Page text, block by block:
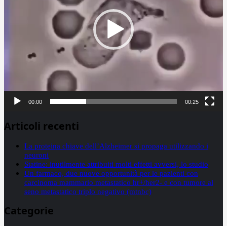
00:00 00:25
Articoli recenti
La proteina chiave dell’Alzheimer si propaga utilizzando i
neuroni
Statine: inutilmente attribuiti molti effetti avversi, lo studio
Un farmaco, due nuove opportunità per le pazienti con
carcinoma mammario metastatico hr+/her2- e con tumore al
seno metastatico triplo negativo (mtnbc)
Categorie